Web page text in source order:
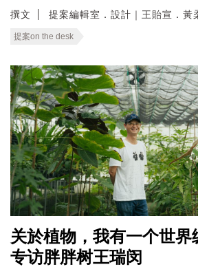
撰文 提案編輯室．設計｜王貽宣．黃
提案on the desk
关於植物，我有一个世
专访胖胖树王瑞闵